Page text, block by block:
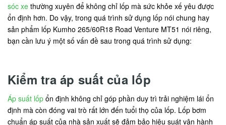
sóc xe thường xuyên để không chỉ lốp mà sức khỏe xế yêu được
ổn định hơn. Do vậy, trong quá trình sử dụng lốp nói chung hay
sản phẩm lốp Kumho 265/60R18 Road Venture MT51 nói riêng,
bạn cần lưu ý một số vấn đề sau trong quá trình sử dụng:
Kiểm tra áp suất của lốp
Áp suất lốp ổn định không chỉ góp phần duy trì trải nghiệm lái ổn
định mà còn đóng vai trò rất lớn đến tuổi thọ của lốp. Lốp bơm
chuẩn áp suất của nhà sản xuất sẽ đảm bảo hiệu suát vận hành